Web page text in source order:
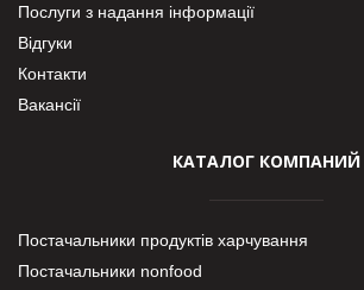
Послуги з надання інформації
Відгуки
Контакти
Вакансії
КАТАЛОГ КОМПАНИЙ
Постачальники продуктів харчування
Постачальники nonfood